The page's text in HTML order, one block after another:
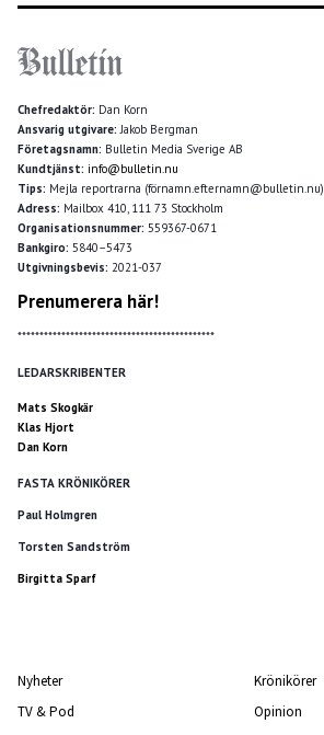
Chefredaktör: Dan Korn
Ansvarig utgivare: Jakob Bergman
Företagsnamn: Bulletin Media Sverige AB
Kundtjänst: info@bulletin.nu
Tips: Mejla reportrarna (förnamn.efternamn@bulletin.nu)
Adress: Mailbox 410, 111 73 Stockholm
Organisationsnummer: 559367-0671
Bankgiro: 5840–5473
Utgivningsbevis: 2021-037
Prenumerera här!
*********************************************
LEDARSKRIBENTER
Mats Skogkär
Klas Hjort
Dan Korn
FASTA KRÖNIKÖRER
Paul Holmgren
Torsten Sandström
Birgitta Sparf
Nyheter
TV & Pod
Krönikörer
Opinion